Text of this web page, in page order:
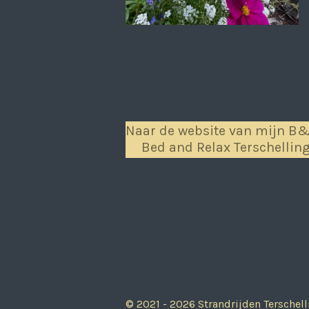
Naar de website van mijn
Bed and Relax
© 2021 - 2026 Strandrijden